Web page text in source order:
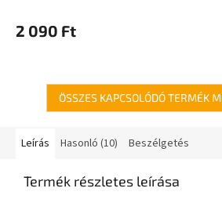
2 090 Ft
ÖSSZES KAPCSOLÓDÓ TERMÉK
Leírás Hasonló (10) Beszélgetés
Termék részletes leírása